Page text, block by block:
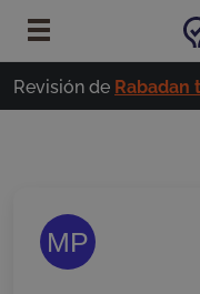
Revisión de Rabadan
MP